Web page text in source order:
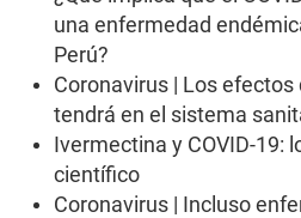
una enfermedad
Perú?
Coronavirus | Los
tendrá en el sistema
Ivermectina y COVID-19:
científico
Coronavirus | Incluso